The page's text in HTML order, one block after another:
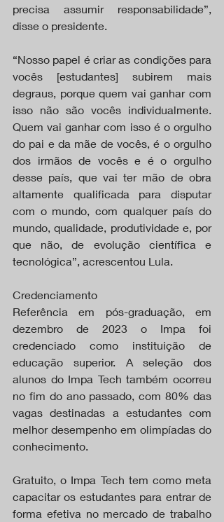
precisa assumir responsabilidade”,
disse o presidente.
“Nosso papel é criar as condições para
vocês [estudantes] subirem mais
degraus, porque quem vai ganhar com
isso não são vocês individualmente.
Quem vai ganhar com isso é o orgulho
do pai e da mãe de vocês, é o orgulho
dos irmãos de vocês e é o orgulho
desse país, que vai ter mão de obra
altamente qualificada para disputar
com o mundo, com qualquer país do
mundo, qualidade, produtividade e, por
que não, de evolução científica e
tecnológica”, acrescentou Lula.
Credenciamento
Referência em pós-graduação, em
dezembro de 2023 o Impa foi
credenciado como instituição de
educação superior. A seleção dos
alunos do Impa Tech também ocorreu
no fim do ano passado, com 80% das
vagas destinadas a estudantes com
melhor desempenho em olimpíadas do
conhecimento.
Gratuito, o Impa Tech tem como meta
capacitar os estudantes para entrar de
forma efetiva no mercado de trabalho